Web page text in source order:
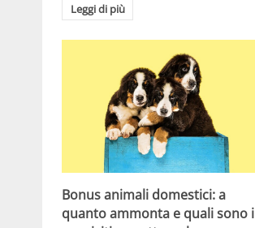
Leggi di più
Bonus animali domestici: a
quanto ammonta e quali sono i